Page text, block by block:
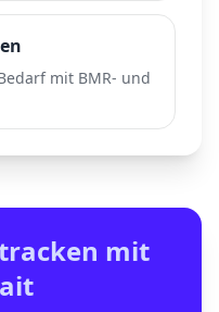
mit BMR- und
mit